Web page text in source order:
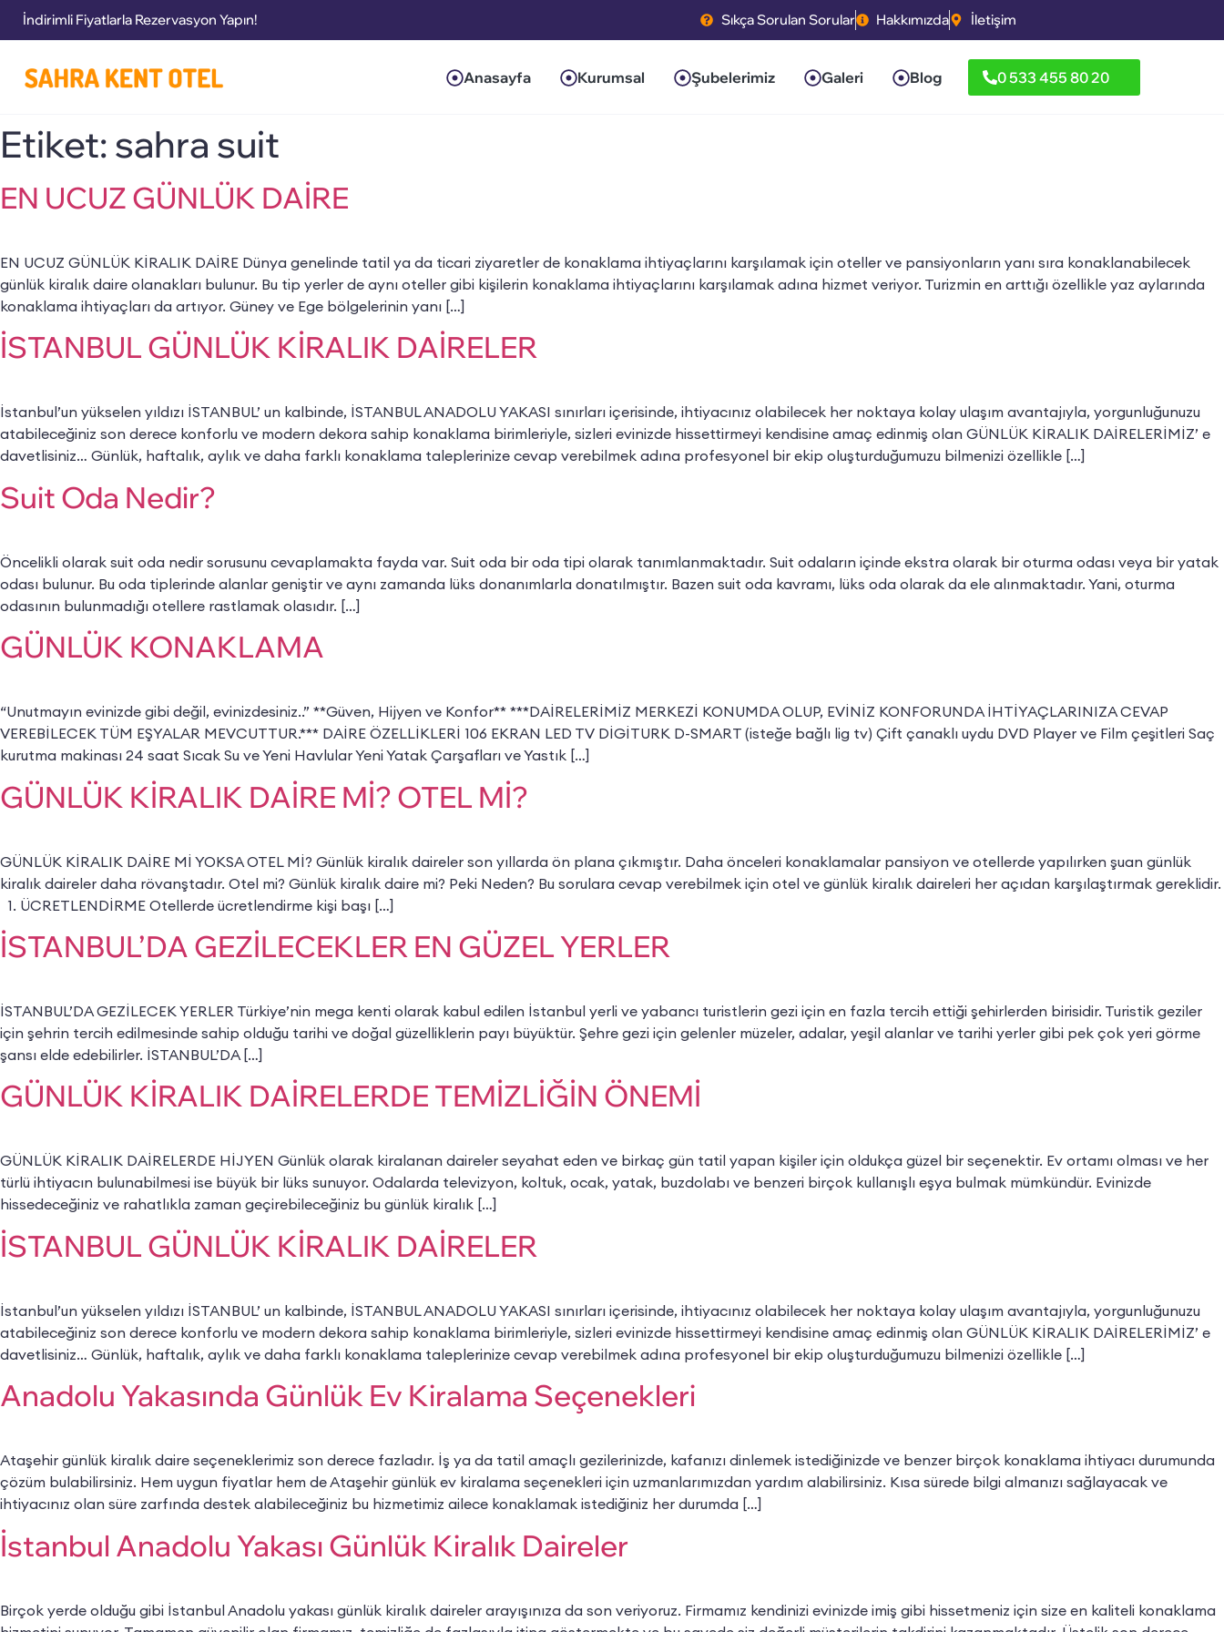
Bugüne Özel İndirimler!
İndirimli Fiyatlarla Rezervasyon Yapın!
Sıkça Sorulan Sorular Hakkımızda İletişim
Anasayfa Kurumsal Şubelerimiz Galeri Blog 0 533 455 80 20
Etiket: sahra suit
EN UCUZ GÜNLÜK DAİRE
EN UCUZ GÜNLÜK KİRALIK DAİRE Dünya genelinde tatil ya da ticari ziyaretler de konaklama ihtiyaçlarını karşılamak için oteller ve pansiyonların yanı sıra konaklanabilecek
günlük kiralık daire olanakları bulunur. Bu tip yerler de aynı oteller gibi kişilerin konaklama ihtiyaçlarını karşılamak adına hizmet veriyor. Turizmin en arttığı özellikle yaz aylarında
konaklama ihtiyaçları da artıyor. Güney ve Ege bölgelerinin yanı […]
İSTANBUL GÜNLÜK KİRALIK DAİRELER
İstanbul’un yükselen yıldızı İSTANBUL’ un kalbinde, İSTANBUL ANADOLU YAKASI sınırları içerisinde, ihtiyacınız olabilecek her noktaya kolay ulaşım avantajıyla, yorgunluğunuzu
atabileceğiniz son derece konforlu ve modern dekora sahip konaklama birimleriyle, sizleri evinizde hissettirmeyi kendisine amaç edinmiş olan GÜNLÜK KİRALIK DAİRELERİMİZ’ e
davetlisiniz… Günlük, haftalık, aylık ve daha farklı konaklama taleplerinize cevap verebilmek adına profesyonel bir ekip oluşturduğumuzu bilmenizi özellikle […]
Suit Oda Nedir?
Öncelikli olarak suit oda nedir sorusunu cevaplamakta fayda var. Suit oda bir oda tipi olarak tanımlanmaktadır. Suit odaların içinde ekstra olarak bir oturma odası veya bir yatak
odası bulunur. Bu oda tiplerinde alanlar geniştir ve aynı zamanda lüks donanımlarla donatılmıştır. Bazen suit oda kavramı, lüks oda olarak da ele alınmaktadır. Yani, oturma
odasının bulunmadığı otellere rastlamak olasıdır. […]
GÜNLÜK KONAKLAMA
“Unutmayın evinizde gibi değil, evinizdesiniz..” **Güven, Hijyen ve Konfor** ***DAİRELERİMİZ MERKEZİ KONUMDA OLUP, EVİNİZ KONFORUNDA İHTİYAÇLARINIZA CEVAP
VEREBİLECEK TÜM EŞYALAR MEVCUTTUR.*** DAİRE ÖZELLİKLERİ 106 EKRAN LED TV DİGİTURK D-SMART (isteğe bağlı lig tv) Çift çanaklı uydu DVD Player ve Film çeşitleri Saç
kurutma makinası 24 saat Sıcak Su ve Yeni Havlular Yeni Yatak Çarşafları ve Yastık […]
GÜNLÜK KİRALIK DAİRE Mİ? OTEL Mİ?
GÜNLÜK KİRALIK DAİRE Mİ YOKSA OTEL Mİ? Günlük kiralık daireler son yıllarda ön plana çıkmıştır. Daha önceleri konaklamalar pansiyon ve otellerde yapılırken şuan günlük
kiralık daireler daha rövanştadır. Otel mi? Günlük kiralık daire mi? Peki Neden? Bu sorulara cevap verebilmek için otel ve günlük kiralık daireleri her açıdan karşılaştırmak gereklidir.
1. ÜCRETLENDİRME Otellerde ücretlendirme kişi başı […]
İSTANBUL’DA GEZİLECEKLER EN GÜZEL YERLER
İSTANBUL’DA GEZİLECEK YERLER Türkiye’nin mega kenti olarak kabul edilen İstanbul yerli ve yabancı turistlerin gezi için en fazla tercih ettiği şehirlerden birisidir. Turistik geziler
için şehrin tercih edilmesinde sahip olduğu tarihi ve doğal güzelliklerin payı büyüktür. Şehre gezi için gelenler müzeler, adalar, yeşil alanlar ve tarihi yerler gibi pek çok yeri görme
şansı elde edebilirler. İSTANBUL’DA […]
GÜNLÜK KİRALIK DAİRELERDE TEMİZLİĞİN ÖNEMİ
GÜNLÜK KİRALIK DAİRELERDE HİJYEN Günlük olarak kiralanan daireler seyahat eden ve birkaç gün tatil yapan kişiler için oldukça güzel bir seçenektir. Ev ortamı olması ve her
türlü ihtiyacın bulunabilmesi ise büyük bir lüks sunuyor. Odalarda televizyon, koltuk, ocak, yatak, buzdolabı ve benzeri birçok kullanışlı eşya bulmak mümkündür. Evinizde
hissedeceğiniz ve rahatlıkla zaman geçirebileceğiniz bu günlük kiralık […]
İSTANBUL GÜNLÜK KİRALIK DAİRELER
İstanbul’un yükselen yıldızı İSTANBUL’ un kalbinde, İSTANBUL ANADOLU YAKASI sınırları içerisinde, ihtiyacınız olabilecek her noktaya kolay ulaşım avantajıyla, yorgunluğunuzu
atabileceğiniz son derece konforlu ve modern dekora sahip konaklama birimleriyle, sizleri evinizde hissettirmeyi kendisine amaç edinmiş olan GÜNLÜK KİRALIK DAİRELERİMİZ’ e
davetlisiniz… Günlük, haftalık, aylık ve daha farklı konaklama taleplerinize cevap verebilmek adına profesyonel bir ekip oluşturduğumuzu bilmenizi özellikle […]
Anadolu Yakasında Günlük Ev Kiralama Seçenekleri
Ataşehir günlük kiralık daire seçeneklerimiz son derece fazladır. İş ya da tatil amaçlı gezilerinizde, kafanızı dinlemek istediğinizde ve benzer birçok konaklama ihtiyacı durumunda
çözüm bulabilirsiniz. Hem uygun fiyatlar hem de Ataşehir günlük ev kiralama seçenekleri için uzmanlarımızdan yardım alabilirsiniz. Kısa sürede bilgi almanızı sağlayacak ve
ihtiyacınız olan süre zarfında destek alabileceğiniz bu hizmetimiz ailece konaklamak istediğiniz her durumda […]
İstanbul Anadolu Yakası Günlük Kiralık Daireler
Birçok yerde olduğu gibi İstanbul Anadolu yakası günlük kiralık daireler arayışınıza da son veriyoruz. Firmamız kendinizi evinizde imiş gibi hissetmeniz için size en kaliteli konaklama